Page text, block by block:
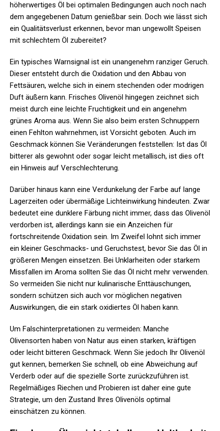
höherwertiges Öl bei optimalen Bedingungen auch noch nach
dem angegebenen Datum genießbar sein. Doch wie lässt sich
ein Qualitätsverlust erkennen, bevor man ungewollt Speisen
mit schlechtem Öl zubereitet?
Ein typisches Warnsignal ist ein unangenehm ranziger Geruch.
Dieser entsteht durch die Oxidation und den Abbau von
Fettsäuren, welche sich in einem stechenden oder modrigen
Duft äußern kann. Frisches Olivenöl hingegen zeichnet sich
meist durch eine leichte Fruchtigkeit und ein angenehm
grünes Aroma aus. Wenn Sie also beim ersten Schnuppern
einen Fehlton wahrnehmen, ist Vorsicht geboten. Auch im
Geschmack können Sie Veränderungen feststellen: Ist das Öl
bitterer als gewohnt oder sogar leicht metallisch, ist dies oft
ein Hinweis auf Verschlechterung.
Darüber hinaus kann eine Verdunkelung der Farbe auf lange
Lagerzeiten oder übermäßige Lichteinwirkung hindeuten. Zwar
bedeutet eine dunklere Färbung nicht immer, dass das Olivenöl
verdorben ist, allerdings kann sie ein Anzeichen für
fortschreitende Oxidation sein. Im Zweifel lohnt sich immer
ein kleiner Geschmacks- und Geruchstest, bevor Sie das Öl in
größeren Mengen einsetzen. Bei Unklarheiten oder starkem
Missfallen im Aroma sollten Sie das Öl nicht mehr verwenden.
So vermeiden Sie nicht nur kulinarische Enttäuschungen,
sondern schützen sich auch vor möglichen negativen
Auswirkungen, die ein stark oxidiertes Öl haben kann.
Um Falschinterpretationen zu vermeiden: Manche
Olivensorten haben von Natur aus einen starken, kräftigen
oder leicht bitteren Geschmack. Wenn Sie jedoch Ihr Olivenöl
gut kennen, bemerken Sie schnell, ob eine Abweichung auf
Verderb oder auf die spezielle Sorte zurückzuführen ist.
Regelmäßiges Riechen und Probieren ist daher eine gute
Strategie, um den Zustand Ihres Olivenöls optimal
einschätzen zu können.